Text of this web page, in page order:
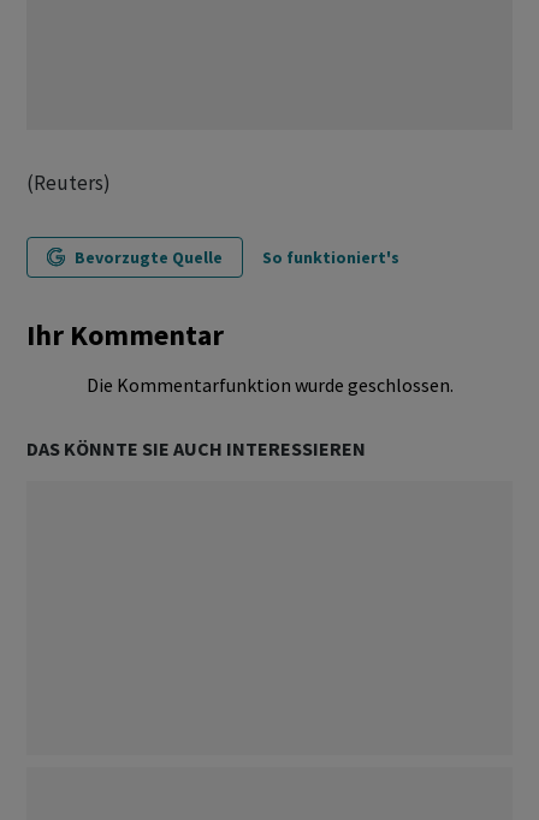
(Reuters)
Bevorzugte Quelle So funktioniert's
Ihr Kommentar
Die Kommentarfunktion wurde geschlossen.
DAS KÖNNTE SIE AUCH INTERESSIEREN